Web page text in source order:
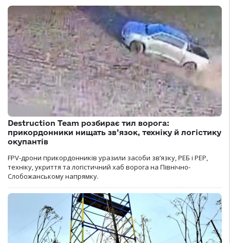
Destruction Team розбирає тил ворога:
прикордонники нищать зв’язок, техніку й логістику
окупантів
FPV-дрони прикордонників уразили засоби зв’язку, РЕБ і РЕР,
техніку, укриття та логістичний хаб ворога на Північно-
Слобожанському напрямку.